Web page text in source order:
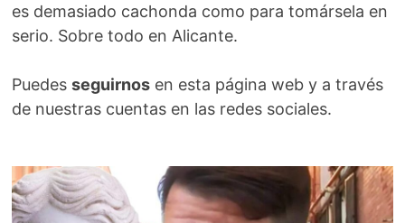
es demasiado cachonda como para tomársela en
serio. Sobre todo en Alicante.
Puedesseguirnos en esta página web y a través
de nuestras cuentas en las redes sociales.